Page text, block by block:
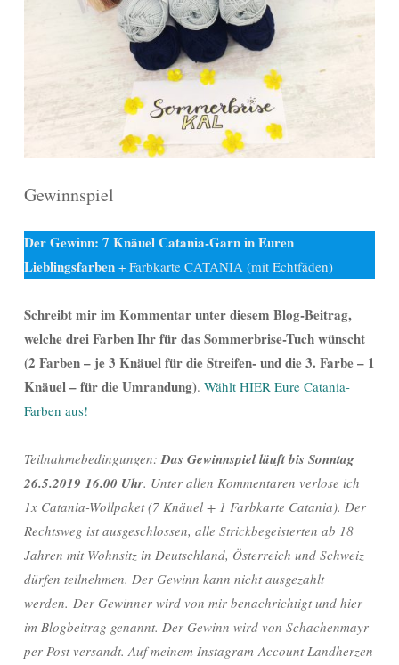
Gewinnspiel
Der Gewinn: 7 Knäuel Catania-Garn in Euren
Lieblingsfarben + Farbkarte CATANIA (mit Echtfäden)
Schreibt mir im Kommentar unter diesem Blog-Beitrag,
welche drei Farben Ihr für das Sommerbrise-Tuch wünscht
(2 Farben – je 3 Knäuel für die Streifen- und die 3. Farbe – 1
Knäuel – für die Umrandung). Wählt HIER Eure Catania-
Farben aus!
Teilnahmebedingungen:Das Gewinnspiel läuft bis Sonntag
26.5.2019 16.00 Uhr. Unter allen Kommentaren verlose ich
1x Catania-Wollpaket (7 Knäuel + 1 Farbkarte Catania). Der
Rechtsweg ist ausgeschlossen, alle Strickbegeisterten ab 18
Jahren mit Wohnsitz in Deutschland, Österreich und Schweiz
dürfen teilnehmen. Der Gewinn kann nicht ausgezahlt
werden. Der Gewinner wird von mir benachrichtigt und hier
im Blogbeitrag genannt. Der Gewinn wird von Schachenmayr
per Post versandt. Auf meinem Instagram-Account Landherzen